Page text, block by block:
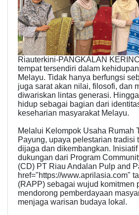
Riauterkini-PANGKALAN
tempat tersendiri dalam
Melayu. Tidak hanya berfungsi
juga sarat akan nilai, filosofi, dan
diwariskan lintas generasi.
hidup sebagai bagian dari
keseharian masyarakat Melayu.
Melalui Kelompok Usaha Rumah
Payung, upaya pelestarian tradisi
dijaga dan dikembangkan.
dukungan dari Program
(CD) PT Riau Andalan Pulp and
href="https://www.aprilasia.com"
(RAPP) sebagai wujud komitmen
mendorong pemberdayaan
menjaga warisan budaya lokal.